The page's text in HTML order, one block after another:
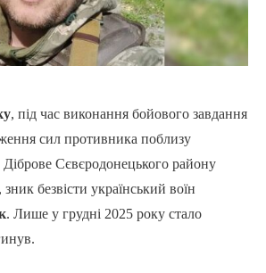
, під час виконання бойового завдання
сил противника поблизу
Сєвєродонецького району
зник безвісти український воїн
. Лише у грудні 2025 року стало